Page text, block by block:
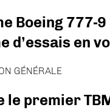
Boeing 777-
d’essais en
GÉNÉRALE
le premier